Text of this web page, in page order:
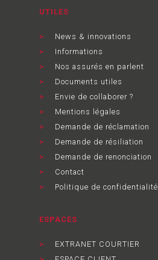
UTILES
News & innovations
Informations
Nos assurés en parlent
Documents utiles
Envie de collaborer ?
Mentions légales
Demande de réclamation
Demande de résiliation
Demande de renonciation
Contact
Politique de confidentialité
ESPACES
EXTRANET COURTIER